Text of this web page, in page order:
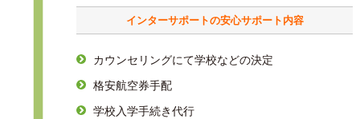
インターサポートの安心サポート内容
カウンセリングにて学校などの決定
格安航空券手配
学校入学手続き代行